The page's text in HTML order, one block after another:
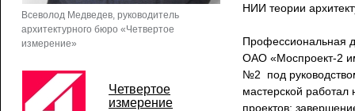
Всеволод Медведев, руководитель
архитектурного бюро «Четвертое
измерение»
Четвертое
измерение
НИИ теории
Профессиональная
ОАО «Моспроект-2
№2 под
мастерской
проектов: